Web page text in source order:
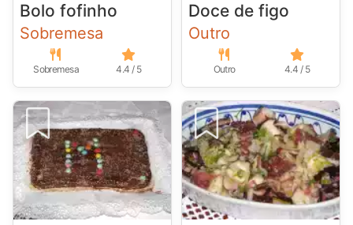
Bolo fofinho
Sobremesa
Sobremesa 4.4 / 5
Doce de figo
Outro
Outro 4.4 / 5